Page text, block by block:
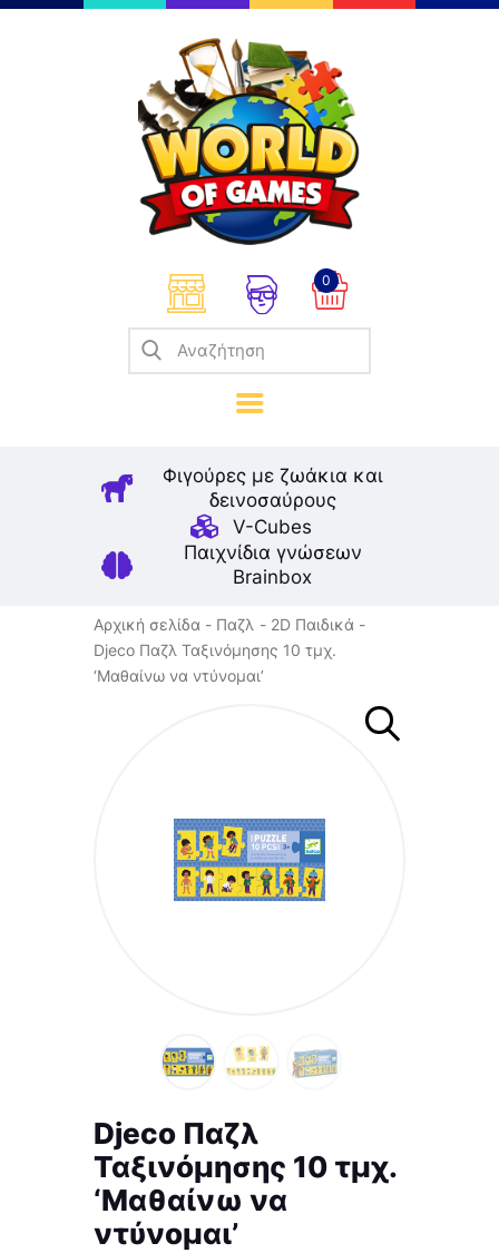
0
Φιγούρες με ζωάκια και
δεινοσαύρους
V-Cubes
Παιχνίδια γνώσεων
Brainbox
Επιτραπέζια
Παζλ
Παιχνίδια Καρτών
Σπαζοκεφαλιές
Κατασκευές
Καλλιτεχνικά
Μοντελισμός
Βιβλία
Παιχνίδια Ρόλων
Αρχική σελίδα Παζλ
2D Παιδικά
Djeco Παζλ Ταξινόμησης 10 τμχ.
‘Μαθαίνω να ντύνομαι’
Djeco Παζλ
Ταξινόμησης 10 τμχ.
‘Μαθαίνω να
ντύνομαι’